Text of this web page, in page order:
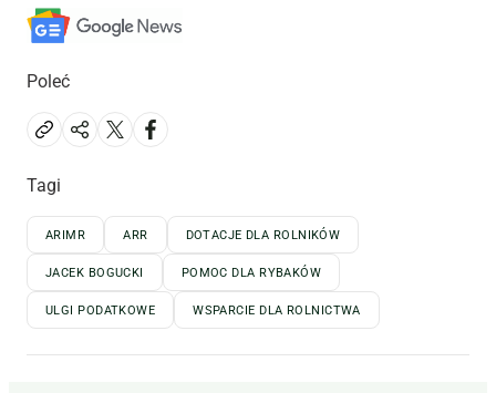
Poleć
Tagi
ARIMR ARR DOTACJE DLA ROLNIKÓW
JACEK BOGUCKI POMOC DLA RYBAKÓW
ULGI PODATKOWE WSPARCIE DLA ROLNICTWA